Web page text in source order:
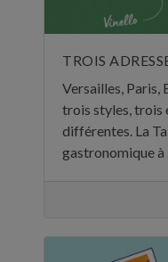
Versailles, Paris,
trois styles, trois
différentes. La
gastronomique à